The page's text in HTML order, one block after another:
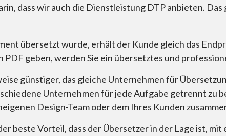
dass wir auch die Dienstleistung DTP anbieten.
übersetzt wurde, erhält der Kunde gleich das
PDF geben, werden Sie ein übersetztes und
günstiger, das gleiche Unternehmen für
Unternehmen für jede Aufgabe getrennt zu
Design-Team oder dem Ihres Kunden
beste Vorteil, dass der Übersetzer in der Lage ist,